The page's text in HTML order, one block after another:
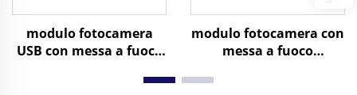
modulo fotocamera
USB con messa a fuoco
sensibilità in condizioni
modulo fotocamera con
messa a fuoco
formato MJPG e YUY2,